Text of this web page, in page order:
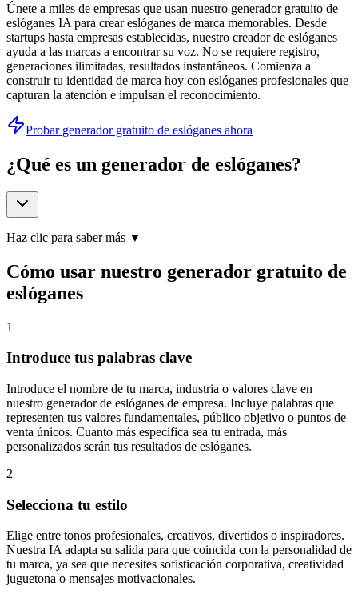
Únete a miles de empresas que usan nuestro generador gratuito de
eslóganes IA para crear eslóganes de marca memorables. Desde
startups hasta empresas establecidas, nuestro creador de eslóganes
ayuda a las marcas a encontrar su voz. No se requiere registro,
generaciones ilimitadas, resultados instantáneos. Comienza a
construir tu identidad de marca hoy con eslóganes profesionales que
capturan la atención e impulsan el reconocimiento.
Probar generador gratuito de eslóganes ahora
¿Qué es un generador de eslóganes?
Haz clic para saber más ▼
Cómo usar nuestro generador gratuito de
eslóganes
1
Introduce tus palabras clave
Introduce el nombre de tu marca, industria o valores clave en
nuestro generador de eslóganes de empresa. Incluye palabras que
representen tus valores fundamentales, público objetivo o puntos de
venta únicos. Cuanto más específica sea tu entrada, más
personalizados serán tus resultados de eslóganes.
2
Selecciona tu estilo
Elige entre tonos profesionales, creativos, divertidos o inspiradores.
Nuestra IA adapta su salida para que coincida con la personalidad de
tu marca, ya sea que necesites sofisticación corporativa, creatividad
juguetona o mensajes motivacionales.